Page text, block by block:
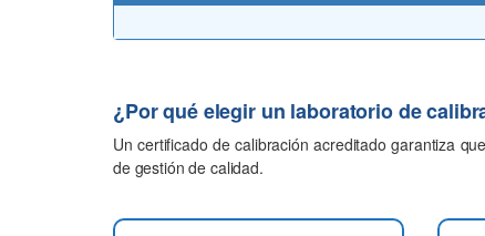
¿Por qué elegir un laboratorio de
Un certificado de calibración acreditado garantiza
de gestión de calidad.